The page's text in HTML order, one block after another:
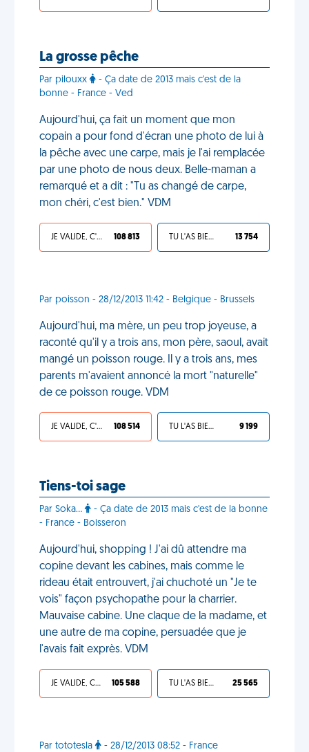
La grosse pêche
Par pilouxx
- Ça date de 2013 mais c'est de la
bonne - France - Ved
Aujourd'hui, ça fait un moment que mon
copain a pour fond d'écran une photo de lui à
la pêche avec une carpe, mais je l'ai remplacée
par une photo de nous deux. Belle-maman a
remarqué et a dit : "Tu as changé de carpe,
mon chéri, c'est bien." VDM
JE VALIDE, C'EST UNE VDM 108 813 TU L'AS BIEN MÉRITÉ 13 754
Par poisson - 28/12/2013 11:42 - Belgique - Brussels
Aujourd'hui, ma mère, un peu trop joyeuse, a
raconté qu'il y a trois ans, mon père, saoul, avait
mangé un poisson rouge. Il y a trois ans, mes
parents m'avaient annoncé la mort "naturelle"
de ce poisson rouge. VDM
JE VALIDE, C'EST UNE VDM 108 514 TU L'AS BIEN MÉRITÉ 9 199
Tiens-toi sage
Par Soka...
- Ça date de 2013 mais c'est de la bonne
- France - Boisseron
Aujourd'hui, shopping ! J'ai dû attendre ma
copine devant les cabines, mais comme le
rideau était entrouvert, j'ai chuchoté un "Je te
vois" façon psychopathe pour la charrier.
Mauvaise cabine. Une claque de la madame, et
une autre de ma copine, persuadée que je
l'avais fait exprès. VDM
JE VALIDE, C'EST UNE VDM 105 588 TU L'AS BIEN MÉRITÉ 25 565
Par tototesla - 28/12/2013 08:52 - France